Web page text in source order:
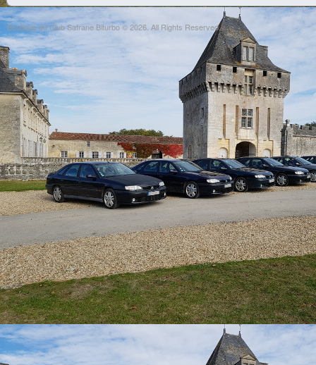
Boutique du Club Safrane Biturbo © 2026. All Rights Reserved.